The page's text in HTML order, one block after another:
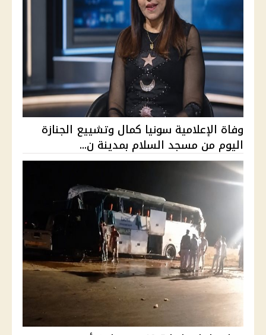
وفاة الإعلامية سونيا كمال وتشييع الجنازة
اليوم من مسجد السلام بمدينة ن...